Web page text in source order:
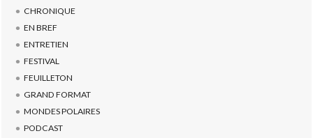
CHRONIQUE
EN BREF
ENTRETIEN
FESTIVAL
FEUILLETON
GRAND FORMAT
MONDES POLAIRES
PODCAST